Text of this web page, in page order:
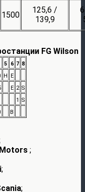
1500
125,6 /
139,9
FG Wilson
5 6 7 8
H
E
E 2 S
1 S
B
;
;
;